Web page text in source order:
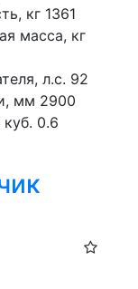
кг 1361
масса, кг
л.с. 92
мм 2900
0.6